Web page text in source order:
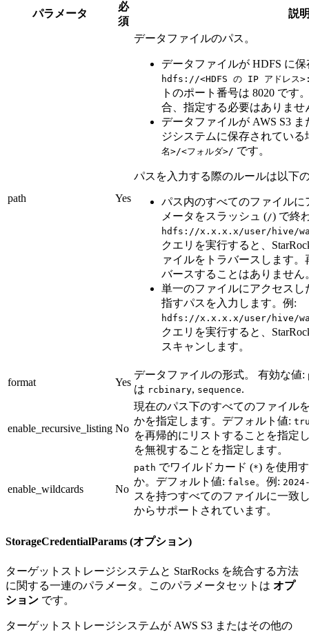
パラメータ
必
須
説
path Yes
データファイルのパス。
データファイルが HDFS に
hdfs://<HDFS の IP アドレス
トのポート番号は 8020 です
合、指定する必要はありませ
データファイルが AWS S3
ジシステムに保存されてい
名>/<フォルダ>/ です。
パスを入力する際のルールは以下
パス内のすべてのファイル
メータをスラッシュ (/) で終
hdfs://x.x.x.x/user/hive/
クエリを実行すると、
ァイルをトラバースします
バースすることはありません
単一のファイルにアクセス
指すパスを入力します。例:
hdfs://x.x.x.x/user/hive/
クエリを実行すると、
スキャンします。
format Yes
データファイルの形式。 有効な値:
は rcbinary, sequence.
enable_recursive_listing No
現在のパス下のすべてのファイル
かを指定します。デフォルト値:
を再帰的にリストすることを指定
を無視することを指定します。
enable_wildcards No
path でワイルドカード (*) を使用
か。デフォルト値: false 。例:
スを持つすべてのファイルに一致
からサポートされています。
StorageCredentialParams (オプション)
ターゲットストレージシステムと StarRocks を統合する方法
に関する一連のパラメータ。このパラメータセットは オプ
ション です。
ターゲットストレージシステムが AWS S3 またはその他の